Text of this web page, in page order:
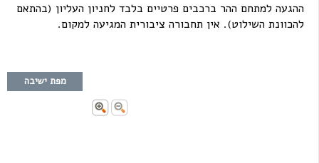
ההגעה למתחם ההר ברכבים פרטיים בלבד לחניון העליון (בהתאם
להכוונת השילוט). אין תחבורה ציבורית המגיעה למקום.
מפת ישיבה